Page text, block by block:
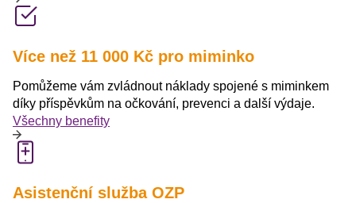
Více než 11 000 Kč pro miminko
Pomůžeme vám zvládnout náklady spojené s miminkem
díky příspěvkům na očkování, prevenci a další výdaje.
Všechny benefity
Asistenční služba OZP